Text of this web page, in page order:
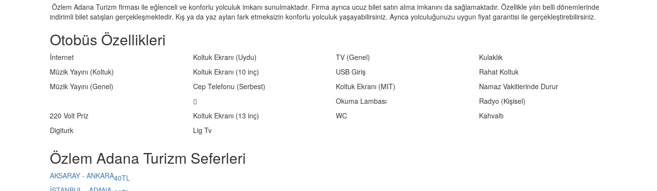
Özlem Adana Turizm firması ile eğlenceli ve konforlu yolculuk imkanı sunulmaktadır. Firma ayrıca ucuz bilet satın alma imkanını da sağlamaktadır. Özellikle yılın belli dönemlerinde
indirimli bilet satışları gerçekleşmektedir. Kış ya da yaz ayları fark etmeksizin konforlu yolculuk yaşayabilirsiniz. Ayrıca yolculuğunuzu uygun fiyat garantisi ile gerçekleştirebilirsiniz.
Otobüs Özellikleri
İnternet Koltuk Ekranı (Uydu) TV (Genel)
Kulaklık
Müzik Yayını (Koltuk)
Koltuk Ekranı (10 inç) USB Giriş
Rahat Koltuk
Müzik Yayını (Genel)
Cep Telefonu (Serbest) Koltuk Ekranı (MIT)
Namaz Vakitlerinde Durur
Okuma Lambası
Radyo (Kişisel)
220 Volt Priz
Koltuk Ekranı (13 inç) WC
Kahvaltı
Digiturk
Lig Tv
Özlem Adana Turizm Seferleri
AKSARAY - ANKARA40TL